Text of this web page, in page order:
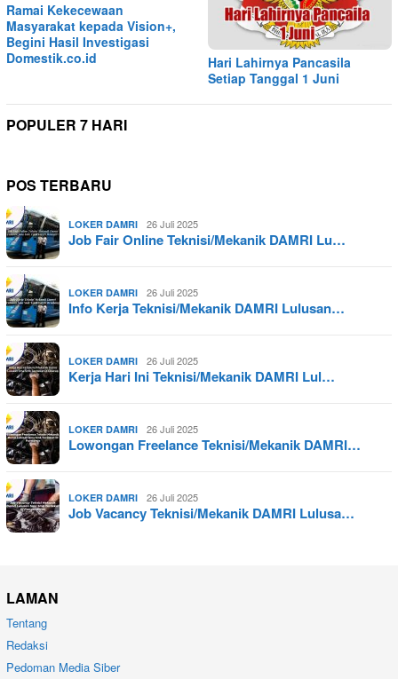
Ramai Kekecewaan
Masyarakat kepada Vision+,
Begini Hasil Investigasi
Domestik.co.id
Hari Lahirnya Pancasila
Setiap Tanggal 1 Juni
POPULER 7 HARI
POS TERBARU
LOKER DAMRI 26 Juli 2025
Job Fair Online Teknisi/Mekanik DAMRI Lu…
LOKER DAMRI 26 Juli 2025
Info Kerja Teknisi/Mekanik DAMRI Lulusan…
LOKER DAMRI 26 Juli 2025
Kerja Hari Ini Teknisi/Mekanik DAMRI Lul…
LOKER DAMRI 26 Juli 2025
Lowongan Freelance Teknisi/Mekanik DAMRI…
LOKER DAMRI 26 Juli 2025
Job Vacancy Teknisi/Mekanik DAMRI Lulusa…
LAMAN
Tentang
Redaksi
Pedoman Media Siber